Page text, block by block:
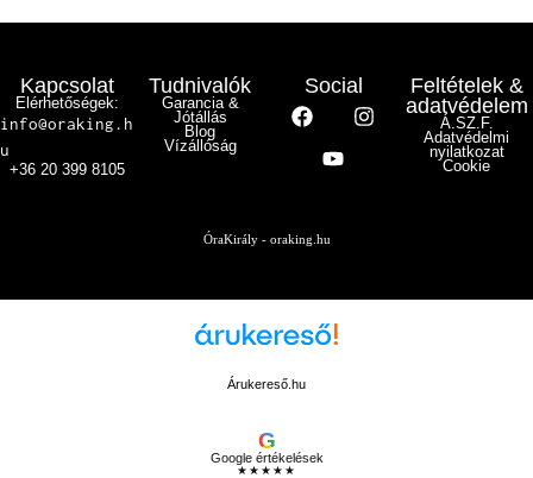
Kapcsolat
Elérhetőségek:
info@oraking.h
u
+36 20 399 8105
Tudnivalók
Garancia &
Jótállás
Blog
Vízállóság
Social
Feltételek &
adatvédelem
Á.SZ.F.
Adatvédelmi
nyilatkozat
Cookie
ÓraKirály - oraking.hu
Árukereső.hu
G
Google értékelések
★★★★★